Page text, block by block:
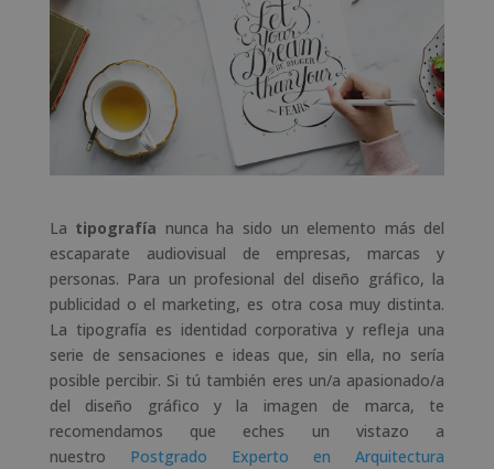
La tipografía nunca ha sido un elemento más del
escaparate audiovisual de empresas, marcas y
personas. Para un profesional del diseño gráfico, la
publicidad o el marketing, es otra cosa muy distinta.
La tipografía es identidad corporativa y refleja una
serie de sensaciones e ideas que, sin ella, no sería
posible percibir. Si tú también eres un/a apasionado/a
del diseño gráfico y la imagen de marca, te
recomendamos que eches un vistazo a
nuestro Postgrado Experto en Arquitectura